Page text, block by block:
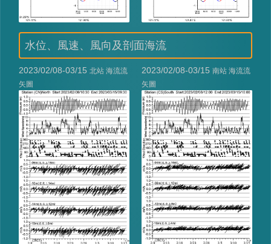
水位、風速、風向及剖面海流
2023/02/08-03/15 北站 海流流
矢圖
2023/02/08-03/15 南站 海流流
矢圖